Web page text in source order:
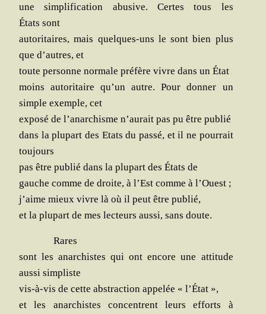
une sim­pli­fi­ca­tion abu­sive. Certes tous les
États sont
auto­ri­taires, mais quelques-uns le sont bien plus
que d’autres, et
toute per­sonne nor­male pré­fère vivre dans un État
moins auto­ri­taire qu’un autre. Pour don­ner un
simple exemple, cet
expo­sé de l’anarchisme n’aurait pas pu être publié
dans la plu­part des Etats du pas­sé, et il ne pour­rait
toujours
pas être publié dans la plu­part des États de
gauche comme de droite, à l’Est comme à l’Ouest ;
j’aime mieux vivre là où il peut être publié,
et la plu­part de mes lec­teurs aus­si, sans doute.
Rares
sont les anar­chistes qui ont encore une atti­tude
aus­si simpliste
vis-à-vis de cette abs­trac­tion appe­lée « l’État »,
et les anar­chistes concentrent leurs efforts à